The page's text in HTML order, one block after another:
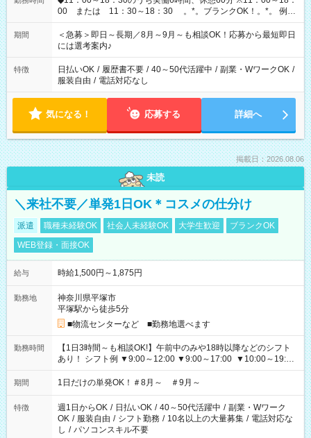
00 または 11：30～18：30 。*。ブランクOK！。*。 例え
ば前職が、 在宅/財団法人/事務/コールセンター/受付/販売/カフェ
スタッフ スイーツ販売/ホテルフロント/化粧品販売/など 様々な
業界から入社して活躍されています♪
期間
＜急募＞即日～長期／8月～9月～も相談OK！応募から最短即日
には選考案内♪
特徴 日払いOK / 履歴書不要 / 40～50代活躍中 / 副業・WワークOK /
服装自由 / 電話対応なし
気になる！ 応募する 詳細へ
掲載日：2026.08.06
未読
＼来社不要／単発1日OK＊コスメの仕分け
派遣 職種未経験OK 社会人未経験OK 大学生歓迎
ブランクOK
WEB登録・面接OK
給与 時給1,500円～1,875円
勤務地
神奈川県平塚市
平塚駅から徒歩5分
■物流センターなど ■勤務地選べます
勤務時間
【1日3時間～も相談OK!】午前中のみや18時以降などのシフト
あり！ シフト例 ▼9:00～12:00 ▼9:00～17:00 ▼10:00～19:00
▼18:00～21:00
期間 1日だけの単発OK！＃8月～ ＃9月～
特徴 週1日からOK / 日払いOK / 40～50代活躍中 / 副業・Wワーク
OK / 服装自由 / シフト勤務 / 10名以上の大量募集 / 電話対応な
し / パソコンスキル不要